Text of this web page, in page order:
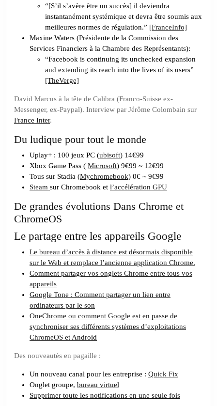
“[S’il s’avère être un succès] il deviendra
instantanément systémique et devra être soumis aux
meilleures normes de régulation.” [FranceInfo]
Maxine Waters (Présidente de la Commission des
Services Financiers à la Chambre des Représentants):
“Facebook is continuing its unchecked expansion
and extending its reach into the lives of its users”
[TheVerge]
David Marcus à la tête de Calibra (Franco-Suisse ex-
Messenger, ex-Paypal). Interview par Jérôme Colombain sur
France Inter.
Du ludique pour tout le monde
Uplay+ : 100 jeux PC (ubisoft) 14€99
Xbox Game Pass ( Microsoft) 9€99 ~ 12€99
Tous sur Stadia (Mychromebook) 0€ ~ 9€99
Steam sur Chromebook et l’accélération GPU
De grandes évolutions Dans Chrome et
ChromeOS
Le partage entre les appareils Google
Le bureau d’accès à distance est désormais disponible
sur le Web et remplace l’ancienne application Chrome.
Comment partager vos onglets Chrome entre tous vos
appareils
Google Tone : Comment partager un lien entre
ordinateurs par le son
OneChrome ou comment Google est en passe de
synchroniser ses différents systèmes d’exploitations
ChromeOS et Android
Des nouveautés en pagaille :
Un nouveau canal pour les entreprise : Quick Fix
Onglet groupe, bureau virtuel
Supprimer toute les notifications en une seule fois